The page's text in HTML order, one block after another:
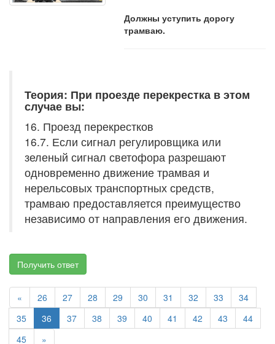
Должны уступить дорогу
трамваю.
Теория: При проезде перекрестка в этом
случае вы:
16. Проезд перекрестков
16.7. Если сигнал регулировщика или
зеленый сигнал светофора разрешают
одновременно движение трамвая и
нерельсовых транспортных средств,
трамваю предоставляется преимущество
независимо от направления его движения.
Получить ответ
« 26 27 28 29 30 31 32 33
34
35
36 37 38 39 40 41 42 43
44
45
»